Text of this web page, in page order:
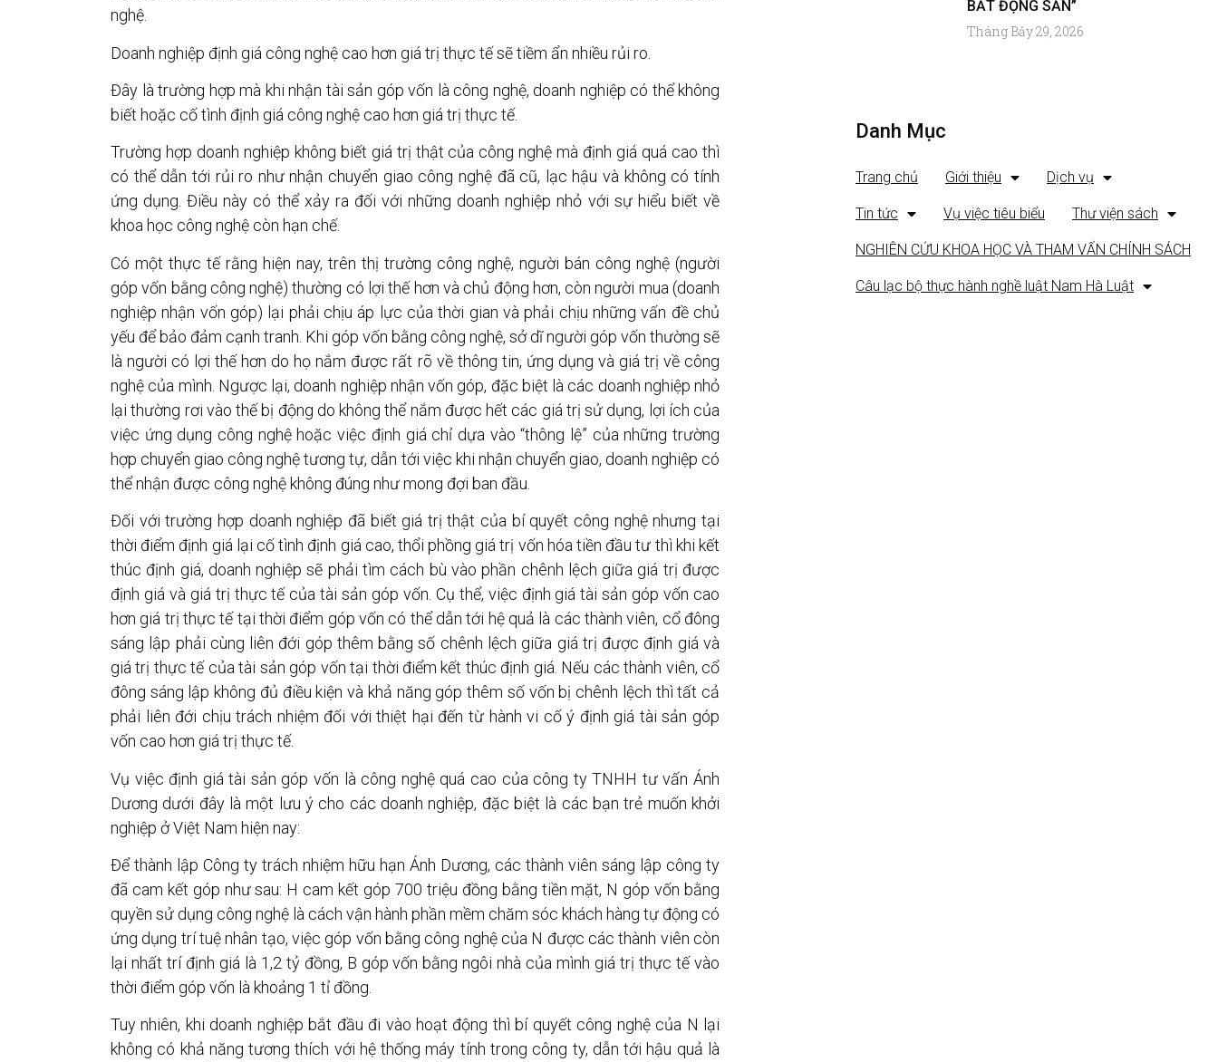
nghệ.
Doanh nghiệp định giá công nghệ cao hơn giá trị thực tế sẽ tiềm ẩn nhiều rủi ro.
Đây là trường hợp mà khi nhận tài sản góp vốn là công nghệ, doanh nghiệp có thể không
biết hoặc cố tình định giá công nghệ cao hơn giá trị thực tế.
Trường hợp doanh nghiệp không biết giá trị thật của công nghệ mà định giá quá cao thì
có thể dẫn tới rủi ro như nhận chuyển giao công nghệ đã cũ, lạc hậu và không có tính
ứng dụng. Điều này có thể xảy ra đối với những doanh nghiệp nhỏ với sự hiểu biết về
khoa học công nghệ còn hạn chế.
Có một thực tế rằng hiện nay, trên thị trường công nghệ, người bán công nghệ (người
góp vốn bằng công nghệ) thường có lợi thế hơn và chủ động hơn, còn người mua (doanh
nghiệp nhận vốn góp) lại phải chịu áp lực của thời gian và phải chịu những vấn đề chủ
yếu để bảo đảm cạnh tranh. Khi góp vốn bằng công nghệ, sở dĩ người góp vốn thường sẽ
là người có lợi thế hơn do họ nắm được rất rõ về thông tin, ứng dụng và giá trị về công
nghệ của mình. Ngược lại, doanh nghiệp nhận vốn góp, đặc biệt là các doanh nghiệp nhỏ
lại thường rơi vào thế bị động do không thể nắm được hết các giá trị sử dụng, lợi ích của
việc ứng dụng công nghệ hoặc việc định giá chỉ dựa vào “thông lệ” của những trường
hợp chuyển giao công nghệ tương tự, dẫn tới việc khi nhận chuyển giao, doanh nghiệp có
thể nhận được công nghệ không đúng như mong đợi ban đầu.
Đối với trường hợp doanh nghiệp đã biết giá trị thật của bí quyết công nghệ nhưng tại
thời điểm định giá lại cố tình định giá cao, thổi phồng giá trị vốn hóa tiền đầu tư thì khi kết
thúc định giá, doanh nghiệp sẽ phải tìm cách bù vào phần chênh lệch giữa giá trị được
định giá và giá trị thực tế của tài sản góp vốn. Cụ thể, việc định giá tài sản góp vốn cao
hơn giá trị thực tế tại thời điểm góp vốn có thể dẫn tới hệ quả là các thành viên, cổ đông
sáng lập phải cùng liên đới góp thêm bằng số chênh lệch giữa giá trị được định giá và
giá trị thực tế của tài sản góp vốn tại thời điểm kết thúc định giá. Nếu các thành viên, cổ
đông sáng lập không đủ điều kiện và khả năng góp thêm số vốn bị chênh lệch thì tất cả
phải liên đới chịu trách nhiệm đối với thiệt hại đến từ hành vi cố ý định giá tài sản góp
vốn cao hơn giá trị thực tế.
Vụ việc định giá tài sản góp vốn là công nghệ quá cao của công ty TNHH tư vấn Ánh
Dương dưới đây là một lưu ý cho các doanh nghiệp, đặc biệt là các bạn trẻ muốn khởi
nghiệp ở Việt Nam hiện nay:
Để thành lập Công ty trách nhiệm hữu hạn Ánh Dương, các thành viên sáng lập công ty
đã cam kết góp như sau: H cam kết góp 700 triệu đồng bằng tiền mặt, N góp vốn bằng
quyền sử dụng công nghệ là cách vận hành phần mềm chăm sóc khách hàng tự động có
ứng dụng trí tuệ nhân tạo, việc góp vốn bằng công nghệ của N được các thành viên còn
lại nhất trí định giá là 1,2 tỷ đồng, B góp vốn bằng ngôi nhà của mình giá trị thực tế vào
thời điểm góp vốn là khoảng 1 tỉ đồng.
Tuy nhiên, khi doanh nghiệp bắt đầu đi vào hoạt động thì bí quyết công nghệ của N lại
không có khả năng tương thích với hệ thống máy tính trong công ty, dẫn tới hậu quả là
BẤT ĐỘNG SẢN”
Tháng Bảy 29, 2026
Danh Mục
Trang chủ Giới thiệu Dịch vụ
Tin tức Vụ việc tiêu biểu Thư viện sách
NGHIÊN CỨU KHOA HỌC VÀ THAM VẤN CHÍNH SÁCH
Câu lạc bộ thực hành nghề luật Nam Hà Luật